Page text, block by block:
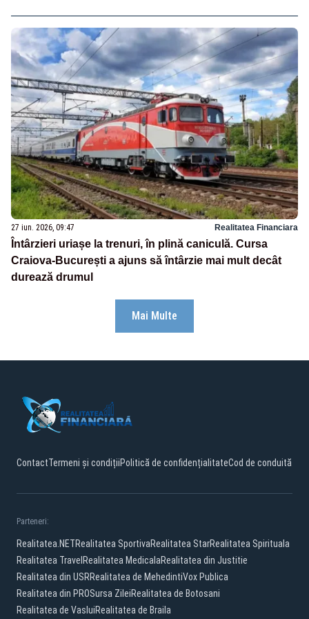
27 iun. 2026, 09:47 Realitatea Financiara
Întârzieri uriașe la trenuri, în plină caniculă. Cursa
Craiova-București a ajuns să întârzie mai mult decât
durează drumul
Mai Multe
ContactTermeni și condițiiPolitică de confidențialitateCod de conduită
Parteneri:
Realitatea.NETRealitatea SportivaRealitatea StarRealitatea Spirituala
Realitatea Travel Realitatea MedicalaRealitatea din Justitie
Realitatea din USRRealitatea de MehedintiVox Publica
Realitatea din PROSursa ZileiRealitatea de Botosani
Realitatea de VasluiRealitatea de Braila